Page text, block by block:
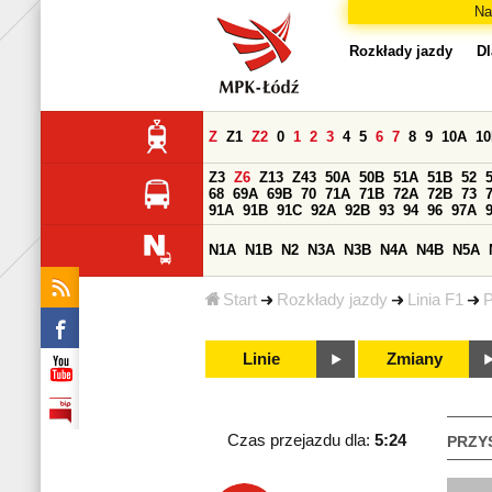
Start Rozkłady jazdy Linia F1
Rozkłady jazdy
Z Z1 Z2 0 1 2 3 4 5 6 7 8 9 10A
Z3 Z6 Z13 Z43 50A 50B 51A 51B 52
68 69A 69B 70 71A 71B 72A 72B 73
91A 91B 91C 92A 92B 93 94 96 97A
N1A N1B N2 N3A N3B N4A N4B N5A
Linie Zmiany
Czas przejazdu dla: 5:24